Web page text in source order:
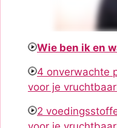
Wie ben ik en
4 onverwachte
voor je
2